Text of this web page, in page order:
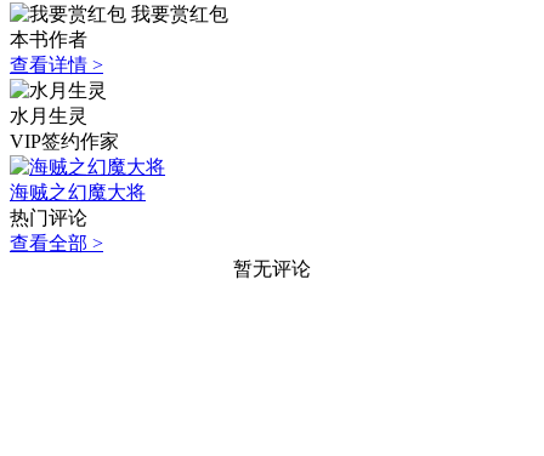
我要赏红包
本书作者
查看详情 >
水月生灵
VIP签约作家
海贼之幻魔大将
热门评论
查看全部 >
暂无评论